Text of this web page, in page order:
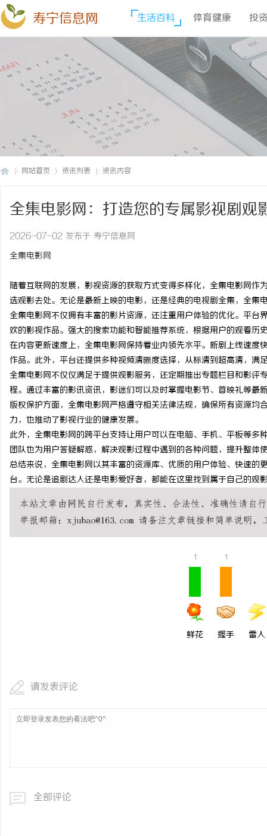
寿宁信息网 生活百科 体育健康 投
网站首页 资讯列表 资讯内容
全集电影网：打造您的专属影视剧观
2026-07-02 发布于 寿宁信息网
全集电影网
随着互联网的发展，影视资源的获取方式变得多样化，全集电影网
选观影去处。无论是最新上映的电影，还是经典的电视剧全集，全集
全集电影网不仅拥有丰富的影片资源，还注重用户体验的优化。平
欢的影视作品。强大的搜索功能和智能推荐系统，根据用户的观看
在内容更新速度上，全集电影网保持着业内领先水平。新剧上线速
作品。此外，平台还提供多种视频清晰度选择，从标清到超高清，满
全集电影网不仅仅满足于提供观影服务，还定期推出专题栏目和影
程。通过丰富的影讯资讯，影迷们可以及时掌握电影节、首映礼等最
版权保护方面，全集电影网严格遵守相关法律法规，确保所有资源
力，也推动了影视行业的健康发展。
此外，全集电影网的跨平台支持让用户可以在电脑、手机、平板等
团队也为用户答疑解惑，解决观影过程中遇到的各种问题，提升整体
总结来说，全集电影网以其丰富的资源库、优质的用户体验、快速
台。无论是追剧达人还是电影爱好者，都能在这里找到属于自己的观
1
鲜花
1
握手 雷人
请发表评论
全部评论